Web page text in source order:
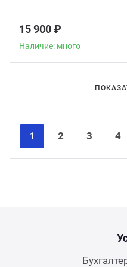
15 900 ₽
Наличие: много
1 2 3 4